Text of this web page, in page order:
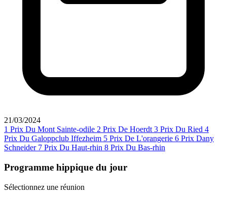
21/03/2024
1 Prix Du Mont Sainte-odile 2 Prix De Hoerdt 3 Prix Du Ried 4
Prix Du Galoppclub Iffezheim 5 Prix De L'orangerie 6 Prix Dany
Schneider 7 Prix Du Haut-rhin 8 Prix Du Bas-rhin
Programme hippique du jour
Sélectionnez une réunion